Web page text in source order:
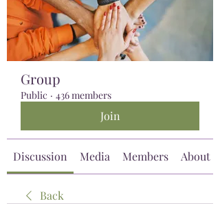
Group
Public · 436 members
Join
Discussion Media Members About
Back